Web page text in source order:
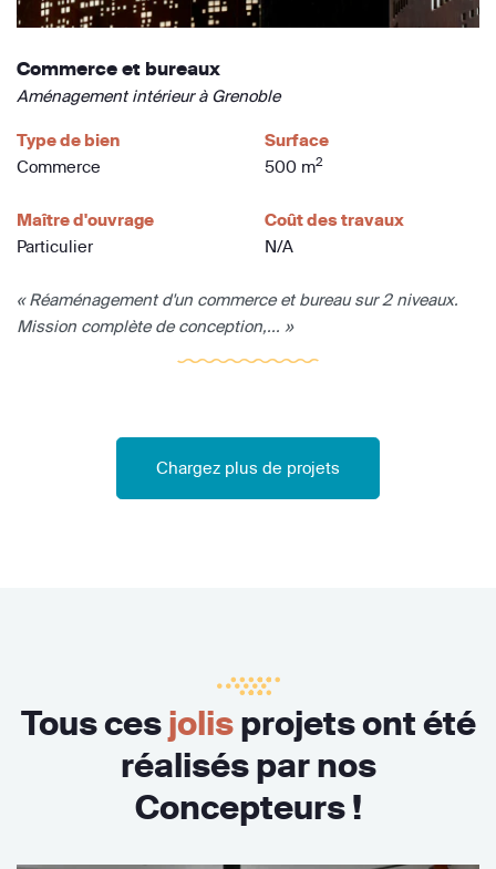
Commerce et bureaux
Aménagement intérieur à Grenoble
Type de bien
Commerce
Surface
500 m2
Maître d'ouvrage
Particulier
Coût des travaux
N/A
« Réaménagement d'un commerce et bureau sur 2 niveaux.
Mission complète de conception,... »
Chargez plus de projets
Tous cesjolisprojets ont été
réalisés par nos
Concepteurs !